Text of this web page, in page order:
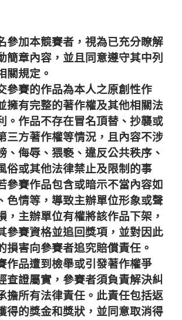
參加本競賽者，視為已充分瞭解
簡章內容，並且同意遵守其中列
關規定。
參賽的作品為本人之原創性作
擁有完整的著作權及其他相關法
。作品不存在冒名頂替、抄襲或
三方著作權等情況，且內容不涉
、侮辱、猥褻、違反公共秩序、
俗或其他法律禁止及限制的事
參賽作品包含或暗示不當內容如
色情等，導致主辦單位形象或聲
，主辦單位有權將該作品下架，
參賽資格並追回獎項，並對因此
損害向參賽者追究賠償責任。
作品遭到檢舉或引發著作權爭
查證屬實，參賽者須負責解決糾
擔所有法律責任。此責任包括返
得的獎金和獎狀，並同意取消得